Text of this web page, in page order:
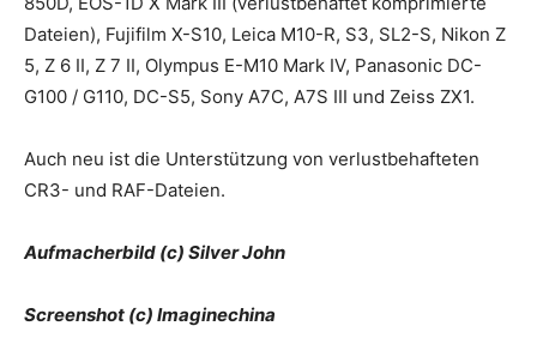
Dateien), Fujifilm X-S10, Leica M10-R, S3, SL2-S, Nikon Z
5, Z 6 II, Z 7 II, Olympus E-M10 Mark IV, Panasonic DC-
G100 / G110, DC-S5, Sony A7C, A7S III und Zeiss ZX1.
Auch neu ist die Unterstützung von verlustbehafteten
CR3- und RAF-Dateien.
Aufmacherbild (c) Silver John
Screenshot (c) Imaginechina